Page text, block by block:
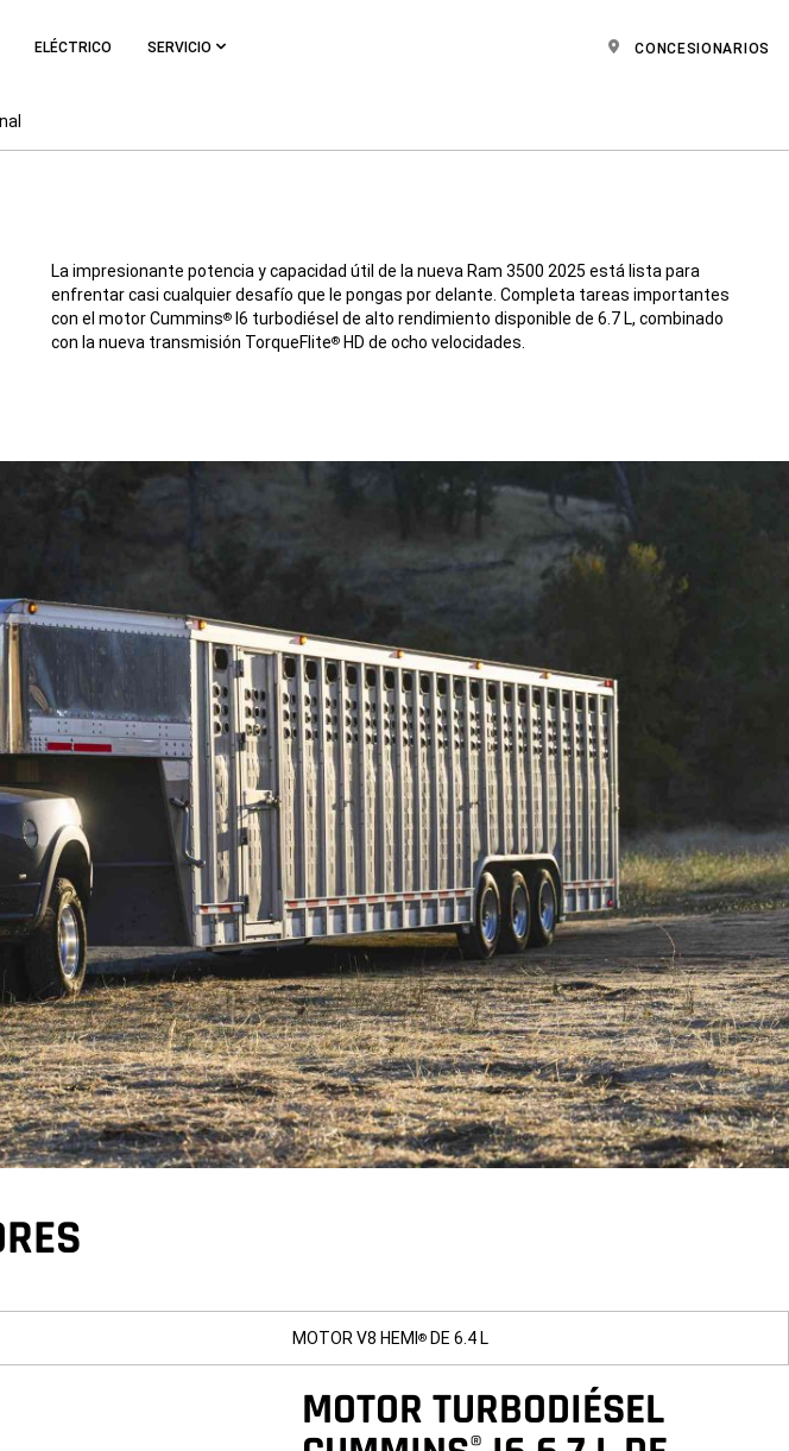
ELÉCTRICO SERVICIO CONCESIONARIOS
La impresionante potencia y capacidad útil de la nueva Ram 3500 2025 está lista para
enfrentar casi cualquier desafío que le pongas por delante. Completa tareas importantes
con el motor Cummins®I6 turbodiésel de alto rendimiento disponible de 6.7 L, combinado
con la nueva transmisión TorqueFlite®HD de ocho velocidades.
MOTOR V8 HEMI ®DE 6.4 L
MOTOR TURBODIÉSEL